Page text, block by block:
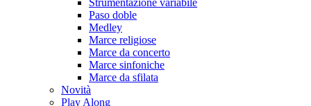
Strumentazione variabile
Paso doble
Medley
Marce religiose
Marce da concerto
Marce sinfoniche
Marce da sfilata
Novità
Play Along